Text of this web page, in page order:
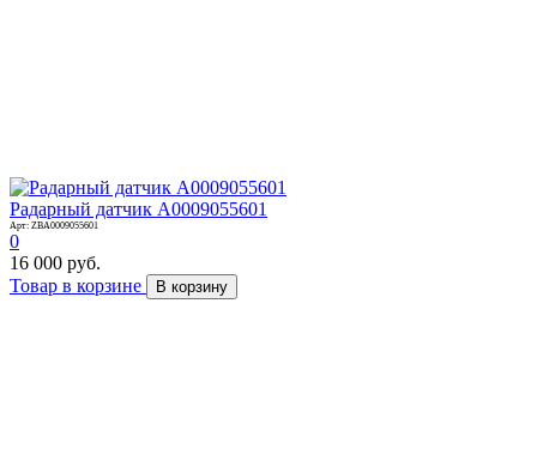
Радарный датчик A0009055601
Арт: ZBA0009055601
0
16 000 руб.
Товар в корзине
В корзину